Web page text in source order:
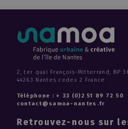
2, ter quai François-Mitterrand, BP
44263 Nantes cedex 2 France
Téléphone : + 33 (0)2 51 89 72 50
contact@samoa-nantes.fr
Retrouvez-nous sur